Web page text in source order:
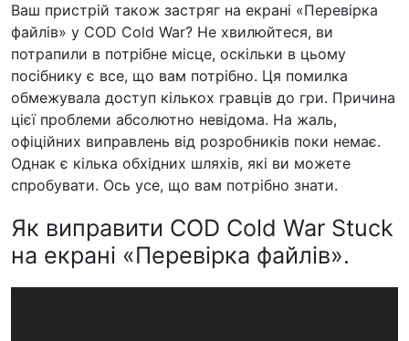
Ваш пристрій також застряг на екрані «Перевірка
файлів» у COD Cold War? Не хвилюйтеся, ви
потрапили в потрібне місце, оскільки в цьому
посібнику є все, що вам потрібно. Ця помилка
обмежувала доступ кількох гравців до гри. Причина
цієї проблеми абсолютно невідома. На жаль,
офіційних виправлень від розробників поки немає.
Однак є кілька обхідних шляхів, які ви можете
спробувати. Ось усе, що вам потрібно знати.
Як виправити COD Cold War Stuck
на екрані «Перевірка файлів».